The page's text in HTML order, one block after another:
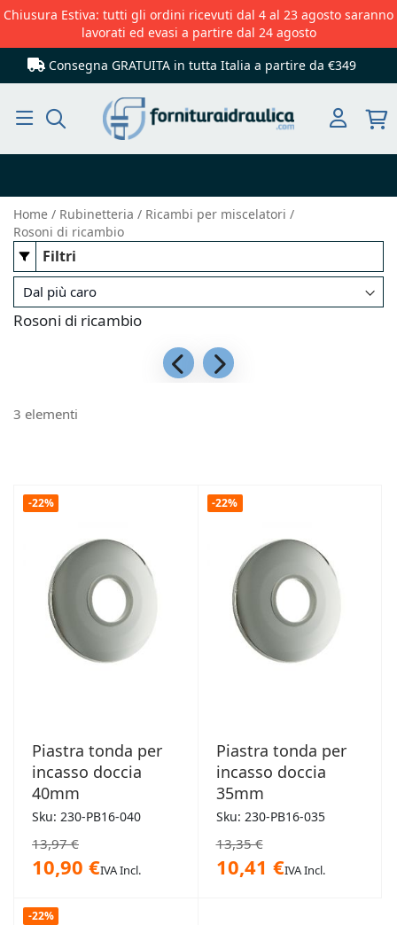
Chiusura Estiva: tutti gli ordini ricevuti dal 4 al 23 agosto saranno
lavorati ed evasi a partire dal 24 agosto
Consegna GRATUITA in tutta Italia a partire da €349
Home Rubinetteria
Ricambi per miscelatori
Rosoni di ricambio
Rosoni di ricambio
3 elementi
-22%
Piastra tonda per
incasso doccia
40mm
Sku: 230-PB16-040
13,97 €
10,90 €IVA Incl.
-22%
Piastra tonda per
incasso doccia
35mm
Sku: 230-PB16-035
13,35 €
10,41 €IVA Incl.
-22%
Filtri